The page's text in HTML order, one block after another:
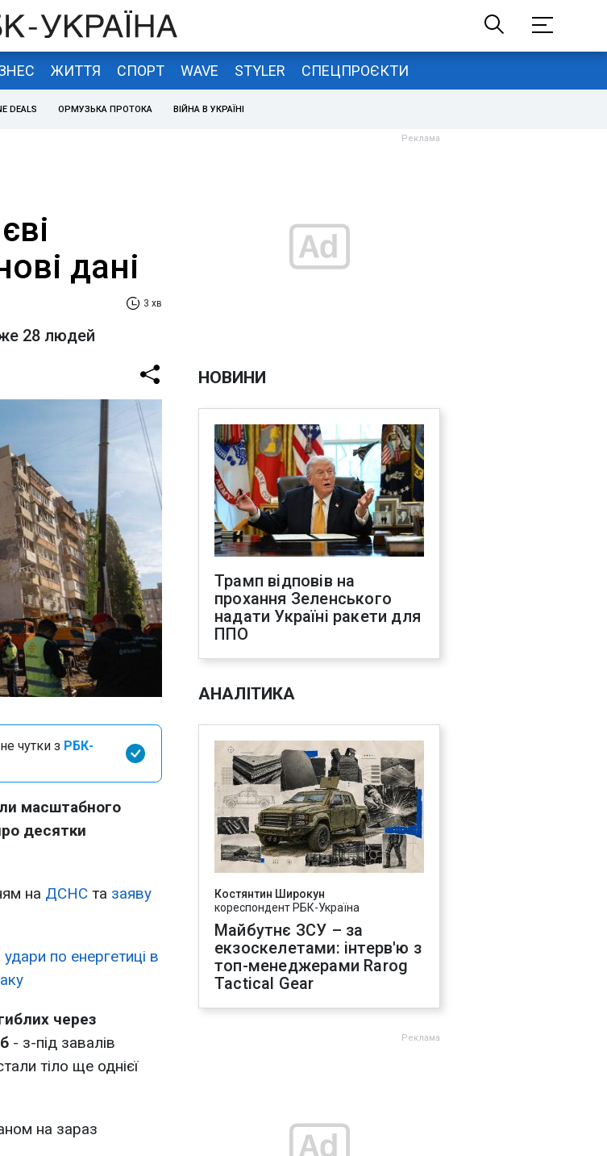
ЖИТТЯ СПОРТ WAVE STYLER СПЕЦПРОЄКТИ
DEALS ОРМУЗЬКА ПРОТОКА ВІЙНА В УКРАЇНІ
дані
3 хв
28 людей
чутки з РБК-
масштабного
десятки
на ДСНС та заяву
удари по енергетиці в
через
- з-під завалів
тіло ще однієї
на зараз
НОВИНИ
Трамп відповів на
прохання Зеленського
надати Україні ракети для
ППО
АНАЛІТИКА
Костянтин Широкун
кореспондент РБК-Україна
Майбутнє ЗСУ – за
екзоскелетами: інтерв'ю з
топ-менеджерами Rarog
Tactical Gear